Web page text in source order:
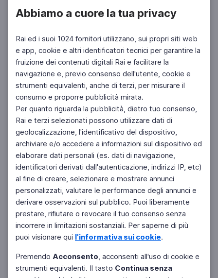
Abbiamo a cuore la tua privacy
Rai ed i suoi 1024 fornitori utilizzano, sui propri siti web
e app, cookie e altri identificatori tecnici per garantire la
fruizione dei contenuti digitali Rai e facilitare la
navigazione e, previo consenso dell'utente, cookie e
strumenti equivalenti, anche di terzi, per misurare il
consumo e proporre pubblicità mirata.
Per quanto riguarda la pubblicità, dietro tuo consenso,
Rai e terzi selezionati possono utilizzare dati di
geolocalizzazione, l'identificativo del dispositivo,
archiviare e/o accedere a informazioni sul dispositivo ed
elaborare dati personali (es. dati di navigazione,
identificatori derivati dall'autenticazione, indirizzi IP, etc)
al fine di creare, selezionare e mostrare annunci
personalizzati, valutare le performance degli annunci e
derivare osservazioni sul pubblico. Puoi liberamente
prestare, rifiutare o revocare il tuo consenso senza
incorrere in limitazioni sostanziali. Per saperne di più
puoi visionare qui l'informativa sui cookie.
Premendo Acconsento, acconsenti all'uso di cookie e
strumenti equivalenti. Il tasto Continua senza
Facebook Instagram Twitter